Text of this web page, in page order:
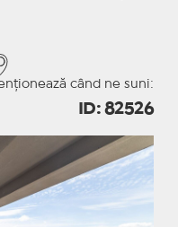
când ne suni:
ID: 82526